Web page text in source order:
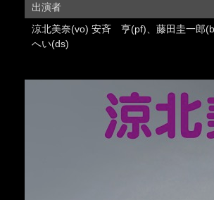
出演者
涼北美奈(vo) 安斉 亨(pf)、藤田圭一郎
へい(ds)